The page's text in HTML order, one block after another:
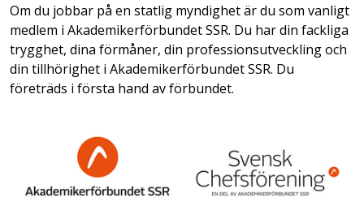
Om du jobbar på en statlig myndighet är du som vanligt
medlem i Akademikerförbundet SSR. Du har din fackliga
trygghet, dina förmåner, din professionsutveckling och
din tillhörighet i Akademikerförbundet SSR. Du
företräds i första hand av förbundet.